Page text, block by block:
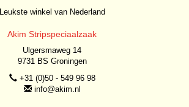
Leukste winkel van Nederland
Akim Stripspeciaalzaak
Ulgersmaweg 14
9731 BS Groningen
+31 (0)50 - 549 96 98
info@akim.nl